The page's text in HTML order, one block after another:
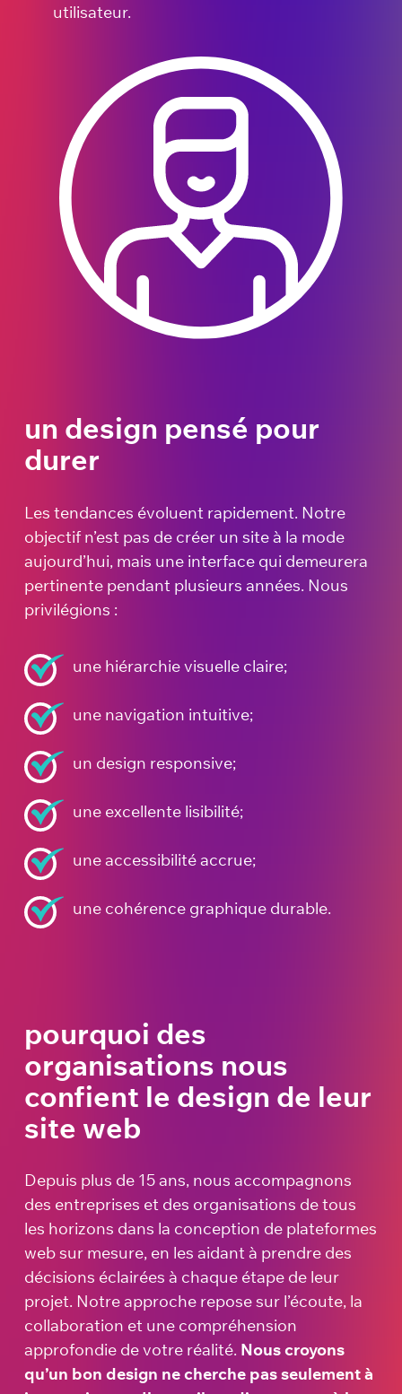
utilisateur.
un design pensé pour
durer
Les tendances évoluent rapidement. Notre
objectif n’est pas de créer un site à la mode
aujourd’hui, mais une interface qui demeurera
pertinente pendant plusieurs années. Nous
privilégions :
une hiérarchie visuelle claire;
une navigation intuitive;
un design responsive;
une excellente lisibilité;
une accessibilité accrue;
une cohérence graphique durable.
pourquoi des
organisations nous
confient le design de leur
site web
Depuis plus de 15 ans, nous accompagnons
des entreprises et des organisations de tous
les horizons dans la conception de plateformes
web sur mesure, en les aidant à prendre des
décisions éclairées à chaque étape de leur
projet. Notre approche repose sur l’écoute, la
collaboration et une compréhension
approfondie de votre réalité. Nous croyons
qu’un bon design ne cherche pas seulement à